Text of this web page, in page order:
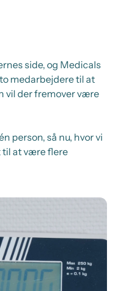
side, og Medicals
medarbejdere til at
vil der fremover være
person, så nu, hvor vi
til at være flere